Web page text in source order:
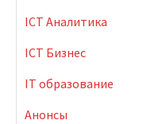
ICT Аналитика
ICT Бизнес
IT образование
Анонсы